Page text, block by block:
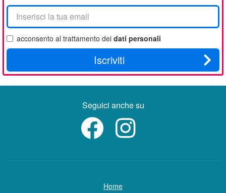
La
tua
email
acconsento al trattamento dei dati personali
Iscriviti
Seguici anche su
Home